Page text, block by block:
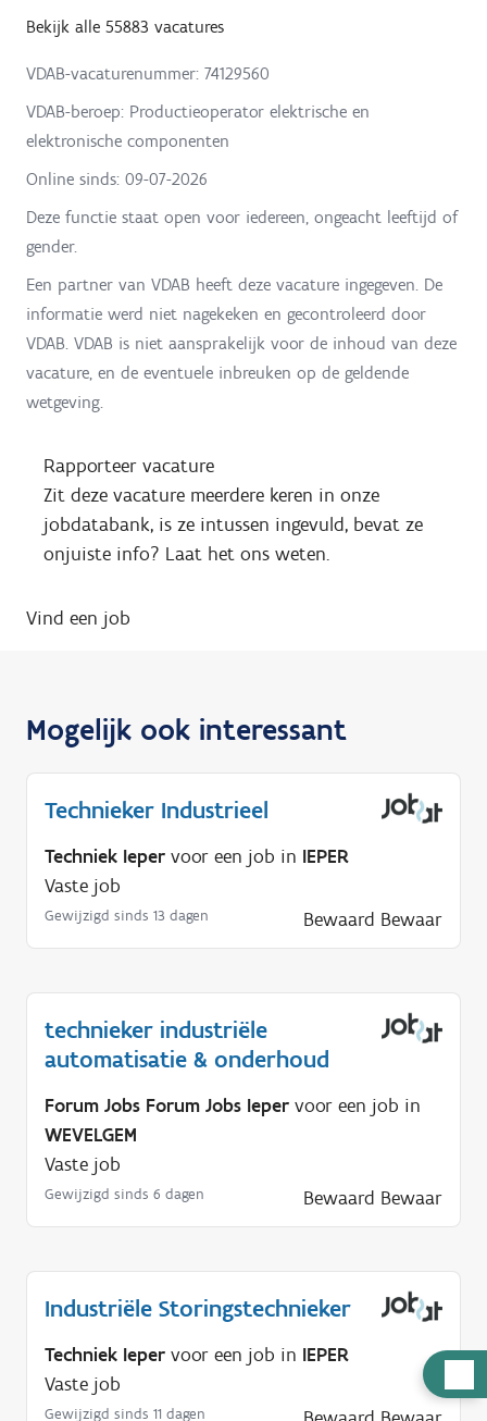
u
Bekijk alle 55883 vacatures
VDAB-vacaturenummer: 74129560
VDAB-beroep: Productieoperator elektrische en
elektronische componenten
Online sinds: 09-07-2026
Deze functie staat open voor iedereen, ongeacht leeftijd of
gender.
Een partner van VDAB heeft deze vacature ingegeven. De
informatie werd niet nagekeken en gecontroleerd door
VDAB. VDAB is niet aansprakelijk voor de inhoud van deze
vacature, en de eventuele inbreuken op de geldende
wetgeving.
Rapporteer vacature
Zit deze vacature meerdere keren in onze
jobdatabank, is ze intussen ingevuld, bevat ze
onjuiste info? Laat het ons weten.
Vind een job
Mogelijk ook interessant
Technieker Industrieel
Techniek Ieper voor een job in IEPER
Vaste job
Gewijzigd sinds 13 dagen Bewaard Bewaar
technieker industriële
automatisatie & onderhoud
Forum Jobs Forum Jobs Ieper voor een job in
WEVELGEM
Vaste job
Gewijzigd sinds 6 dagen Bewaard Bewaar
Industriële Storingstechnieker
Techniek Ieper voor een job in IEPER
Vaste job
Gewijzigd sinds 11 dagen